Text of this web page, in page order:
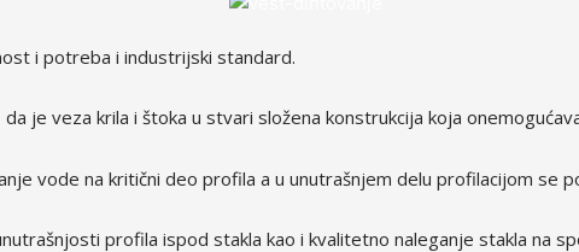
i potreba i industrijski standard.
je veza krila i štoka u stvari složena konstrukcija koja
vode na kritični deo profila a u unutrašnjem delu profilacijom se
profila ispod stakla kao i kvalitetno naleganje stakla na